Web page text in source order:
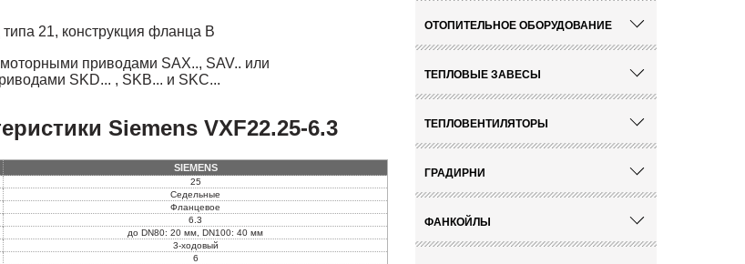
21, конструкция фланца B
приводами SАX.., SAV.. или
SKD... , SKB... и SKC...
Siemens VXF22.25-6.3
SIEMENS
25
Седельные
Фланцевое
6.3
до DN80: 20 мм, DN100: 40 мм
3-ходовый
6
ОТОПИТЕЛЬНОЕ ОБОРУДОВАНИЕ
ТЕПЛОВЫЕ ЗАВЕСЫ
ТЕПЛОВЕНТИЛЯТОРЫ
ГРАДИРНИ
ФАНКОЙЛЫ